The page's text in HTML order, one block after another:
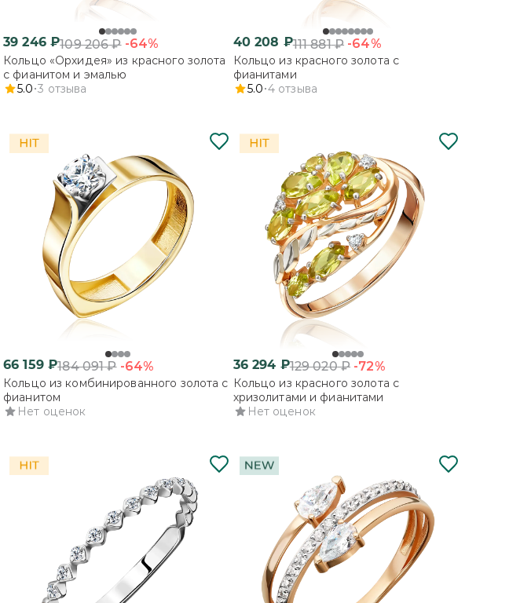
39 246₽109 206₽ -64%
Кольцо «Орхидея» из красного золота
с фианитом и эмалью
5.0 3 отзыва
40 208 ₽111 881₽ -64%
Кольцо из красного золота с
фианитами
5.0 4 отзыва
66 159₽184 091₽ -64%
Кольцо из комбинированного золота с
фианитом
Нет оценок
36 294 ₽129 020₽ -72%
Кольцо из красного золота с
хризолитами и фианитами
Нет оценок